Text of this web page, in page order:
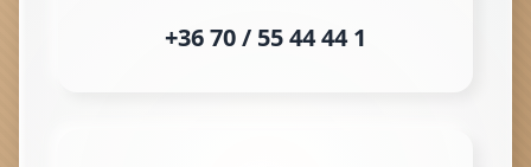
+36 70 / 55 44 44 1